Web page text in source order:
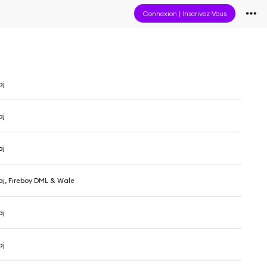
Connexion | Inscrivez-Vous
Fireboy DML & Wale